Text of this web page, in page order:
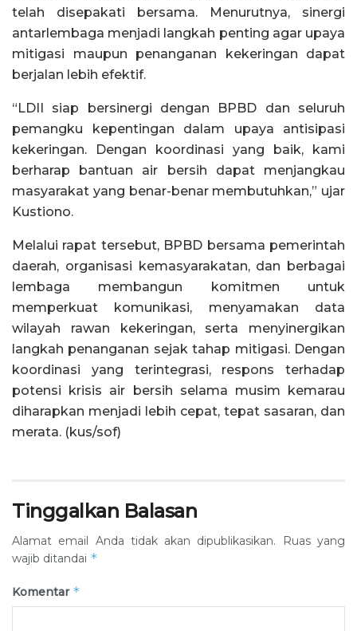
telah disepakati bersama. Menurutnya, sinergi
antarlembaga menjadi langkah penting agar upaya
mitigasi maupun penanganan kekeringan dapat
berjalan lebih efektif.
“LDII siap bersinergi dengan BPBD dan seluruh
pemangku kepentingan dalam upaya antisipasi
kekeringan. Dengan koordinasi yang baik, kami
berharap bantuan air bersih dapat menjangkau
masyarakat yang benar-benar membutuhkan,” ujar
Kustiono.
Melalui rapat tersebut, BPBD bersama pemerintah
daerah, organisasi kemasyarakatan, dan berbagai
lembaga membangun komitmen untuk
memperkuat komunikasi, menyamakan data
wilayah rawan kekeringan, serta menyinergikan
langkah penanganan sejak tahap mitigasi. Dengan
koordinasi yang terintegrasi, respons terhadap
potensi krisis air bersih selama musim kemarau
diharapkan menjadi lebih cepat, tepat sasaran, dan
merata. (kus/sof)
Tinggalkan Balasan
Alamat email Anda tidak akan dipublikasikan.
Ruas yang
wajib ditandai *
Komentar *